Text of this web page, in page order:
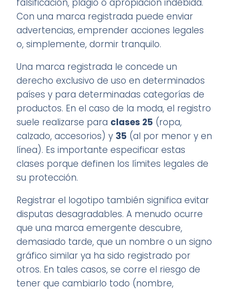
Con una marca registrada puede enviar
advertencias, emprender acciones legales
o, simplemente, dormir tranquilo.
Una marca registrada le concede un
derecho exclusivo de uso en determinados
países y para determinadas categorías de
productos. En el caso de la moda, el registro
suele realizarse para clases 25 (ropa,
calzado, accesorios) y 35 (al por menor y en
línea). Es importante especificar estas
clases porque definen los límites legales de
su protección.
Registrar el logotipo también significa evitar
disputas desagradables. A menudo ocurre
que una marca emergente descubre,
demasiado tarde, que un nombre o un signo
gráfico similar ya ha sido registrado por
otros. En tales casos, se corre el riesgo de
tener que cambiarlo todo (nombre,